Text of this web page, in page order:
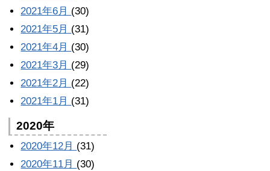
2021年6月 (30)
2021年5月 (31)
2021年4月 (30)
2021年3月 (29)
2021年2月 (22)
2021年1月 (31)
2020年
2020年12月 (31)
2020年11月 (30)